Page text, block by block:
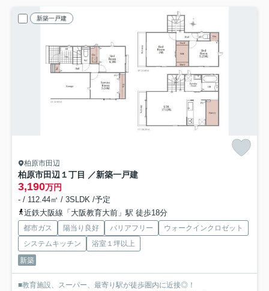
新築一戸建
柏原市田辺
柏原市田辺１丁目 ／新築一戸建
3,190万円
- / 112.44㎡ / 3SLDK /予定
近鉄大阪線「大阪教育大前」駅 徒歩18分
都市ガス 陽当り良好 バリアフリー
ウォークインクロゼット
システムキッチン
浴室１坪以上
新築
■教育施設、スーパー、最寄り駅が徒歩圏内に近接◎！